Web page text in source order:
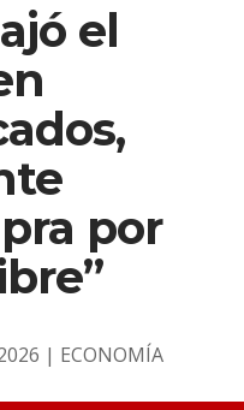
el
por
| ECONOMÍA